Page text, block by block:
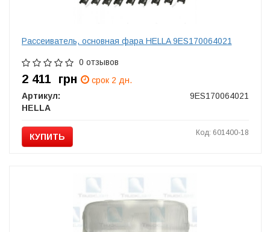
Рассеиватель, основная фара HELLA 9ES170064021
0 отзывов
2 411 грн
срок 2 дн.
Артикул:
9ES170064021
HELLA
КУПИТЬ Код: 601400-18